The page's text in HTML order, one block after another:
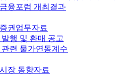
융포럼 개최결과
권업무자료
발행 및 환매 공고
관련 물가연동계수
장 동향자료